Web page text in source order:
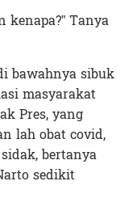
kenapa?” Tanya
bawahnya sibuk
masyarakat
Pres, yang
lah obat covid,
bertanya
sedikit